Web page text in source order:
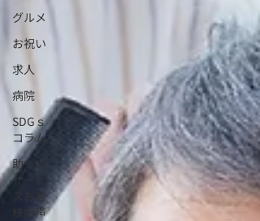
グルメ
お祝い
求人
病院
SDGｓ
コラム
助っ人
サービ
スお客
様の声